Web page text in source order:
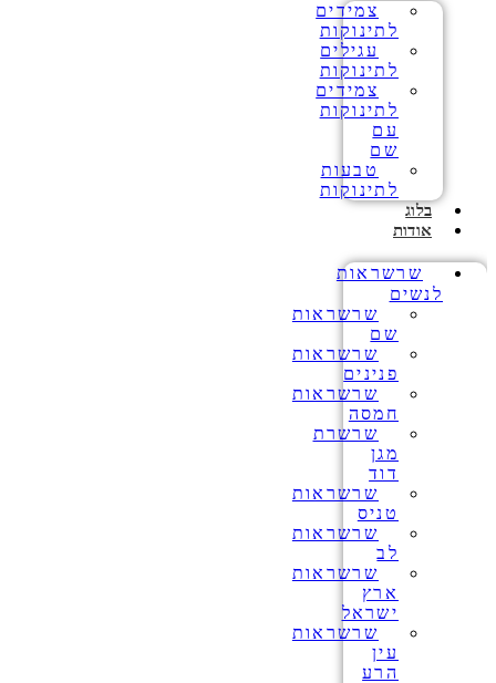
צמידים
לתינוקות
עגילים
לתינוקות
צמידים
לתינוקות
עם
שם
טבעות
לתינוקות
בלוג
אודות
שרשראות
לנשים
שרשראות
שם
שרשראות
פנינים
שרשראות
חמסה
שרשרת
מגן
דוד
שרשראות
טניס
שרשראות
לב
שרשראות
ארץ
ישראל
שרשראות
עין
הרע